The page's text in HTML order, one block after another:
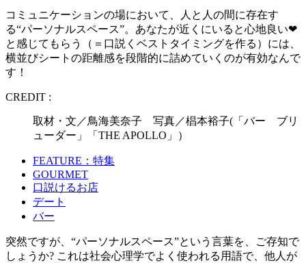
コミュニケーションの場において、人と人の間に存在す
る“パーソナルスペース”。あなたが近くにいると心地良い❤︎
と感じてもらう（＝口説くベストタイミングを作る）には、
横並びシートの距離感を段階的に詰めていくのが有効なんで
す！
CREDIT :
取材・文／鳥海美奈子 写真／椙本裕子(「バー ブリ
ューダー」「THE APOLLO」）
FEATURE：特集
GOURMET
口説けるお店
デート
バー
突然ですが、“パーソナルスペース”という言葉を、ご存知で
しょうか? これは社会心理学でよく使われる用語で、他人が